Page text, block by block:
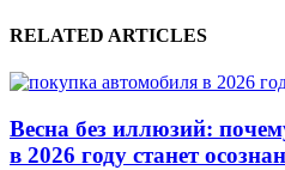
RELATED ARTICLES
Весна без иллюзий:
в 2026 году станет